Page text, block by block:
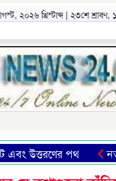
২০২৬ খ্রিস্টাব্দ | ২৩শে শ্রাবণ,
উত্তরণের পথ